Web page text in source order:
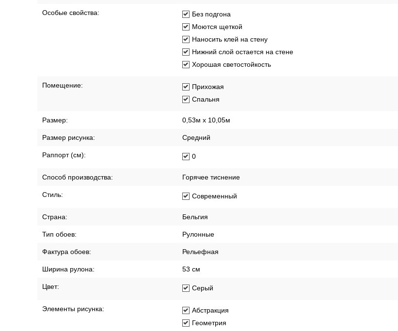
Особые свойства:
Без подгона
Моются щеткой
Наносить клей на стену
Нижний слой остается на стене
Хорошая светостойкость
Помещение:
Прихожая
Спальня
Размер: 0,53м x 10,05м
Размер рисунка: Средний
Раппорт (см): 0
Способ производства: Горячее тиснение
Стиль: Современный
Страна: Бельгия
Тип обоев: Рулонные
Фактура обоев: Рельефная
Ширина рулона: 53 см
Цвет: Серый
Элементы рисунка:
Абстракция
Геометрия